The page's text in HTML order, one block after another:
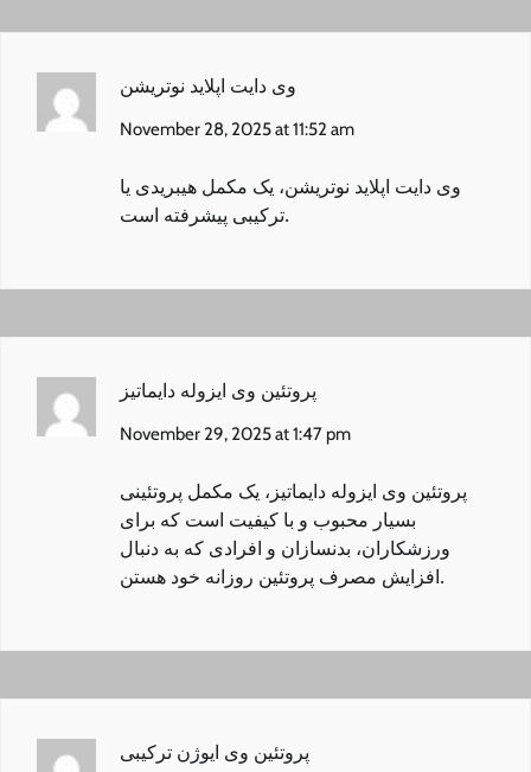
وی دایت اپلاید نوتریشن
November 28, 2025 at 11:52 am
وی دایت اپلاید نوتریشن، یک مکمل هیبریدی یا
ترکیبی پیشرفته است.
پروتئین وی ایزوله دایماتیز
November 29, 2025 at 1:47 pm
پروتئین وی ایزوله دایماتیز ، یک مکمل پروتئینی
بسیار محبوب و با کیفیت است که برای
ورزشکاران، بدنسازان و افرادی که به دنبال
افزایش مصرف پروتئین روزانه خود هستن.
پروتئین وی ایوژن ترکیبی